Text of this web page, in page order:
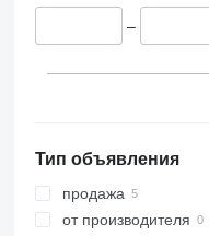
–
Тип объявления
продажа
от производителя